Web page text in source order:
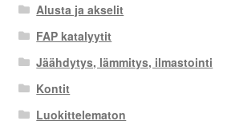
Alusta ja akselit
FAP katalyytit
Jäähdytys, lämmitys, ilmastointi
Kontit
Luokittelematon